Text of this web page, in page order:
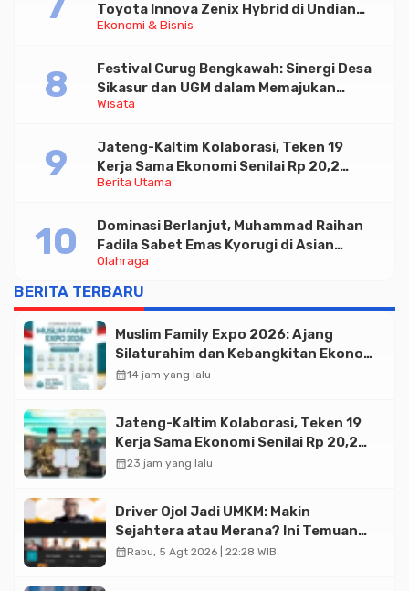
Ekonomi & Bisnis
Toyota Innova Zenix Hybrid di Undian
Tabungan Bima Bank Jateng
Wisata
Festival Curug Bengkawah: Sinergi Desa
Sikasur dan UGM dalam Memajukan
Wisata serta UMKM Lokal
Berita Utama
Jateng-Kaltim Kolaborasi, Teken 19
Kerja Sama Ekonomi Senilai Rp 20,2
Triliun
Olahraga
Dominasi Berlanjut, Muhammad Raihan
Fadila Sabet Emas Kyorugi di Asian
Taekwondo Indonesia Open 2026
BERITA TERBARU
Muslim Family Expo 2026: Ajang
Silaturahim dan Kebangkitan Ekonomi
Halal di Jakarta
calendar_month14 jam yang lalu
Jateng-Kaltim Kolaborasi, Teken 19
Kerja Sama Ekonomi Senilai Rp 20,2
Triliun
calendar_month23 jam yang lalu
Driver Ojol Jadi UMKM: Makin
Sejahtera atau Merana? Ini Temuan
Diskusi Paramadina
calendar_monthRabu, 5 Agt 2026 | 22:28 WIB